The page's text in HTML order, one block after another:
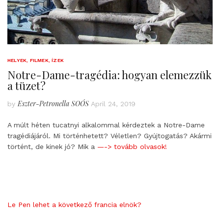
HELYEK, FILMEK, ÍZEK
Notre-Dame-tragédia: hogyan elemezzük
a tüzet?
by Eszter-Petronella SOÓS April 24, 2019
A múlt héten tucatnyi alkalommal kérdeztek a Notre-Dame
tragédiájáról. Mi történhetett? Véletlen? Gyújtogatás? Akármi
történt, de kinek jó? Mik a —-> tovább olvasok!
Le Pen lehet a következő francia elnök?